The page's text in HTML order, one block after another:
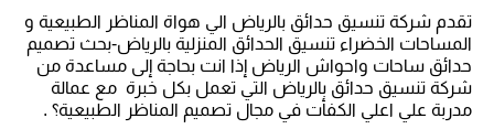
تقدم شركة تنسيق حدائق بالرياض الي هواة المناظر الطبيعية و
المساحات الخضراء تنسيق الحدائق المنزلية بالرياض-بحث تصميم
حدائق ساحات واحواش الرياض إذا انت بحاجة إلى مساعدة من
شركة تنسيق حدائق بالرياض التي تعمل بكل خبرة مع عمالة
مدربة علي اعلي الكفأت في مجال تصميم المناظر الطبيعية؟ .